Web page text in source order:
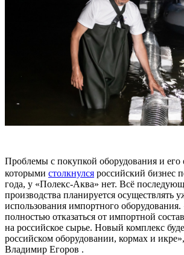
Проблемы с покупкой оборудования и
которыми столкнулся российский бизнес
года, у «Полекс-Аква» нет. Всё
производства планируется осуществлять
использования импортного
полностью отказаться от импортной
на российское сырье. Новый комплекс
российском оборудовании, кормах и
Владимир Егоров .